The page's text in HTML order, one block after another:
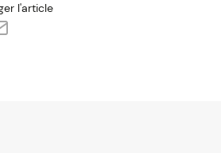
l'article